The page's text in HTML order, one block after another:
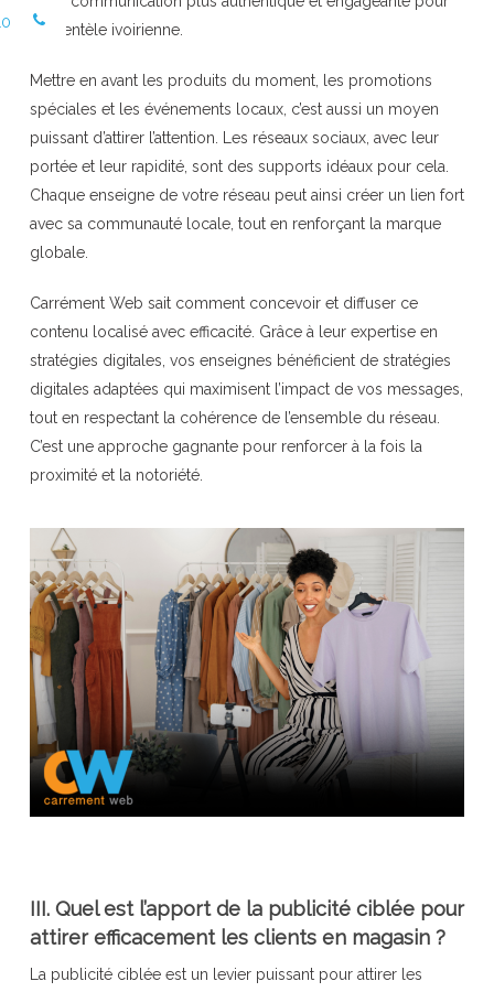
la clientèle ivoirienne.
Mettre en avant les produits du moment, les promotions
spéciales et les événements locaux, c’est aussi un moyen
puissant d’attirer l’attention. Les réseaux sociaux, avec leur
portée et leur rapidité, sont des supports idéaux pour cela.
Chaque enseigne de votre réseau peut ainsi créer un lien fort
avec sa communauté locale, tout en renforçant la marque
globale.
Carrément Web sait comment concevoir et diffuser ce
contenu localisé avec efficacité. Grâce à leur expertise en
stratégies digitales, vos enseignes bénéficient de stratégies
digitales adaptées qui maximisent l’impact de vos messages,
tout en respectant la cohérence de l’ensemble du réseau.
C’est une approche gagnante pour renforcer à la fois la
proximité et la notoriété.
III. Quel est l’apport de la publicité ciblée pour
attirer efficacement les clients en magasin ?
La publicité ciblée est un levier puissant pour attirer les